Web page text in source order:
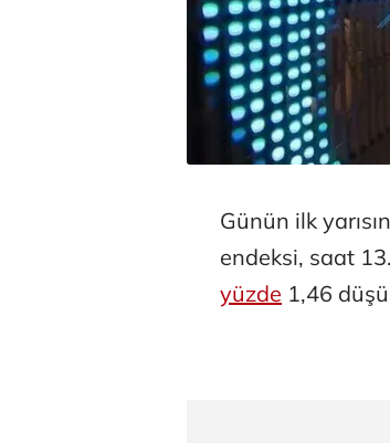
Günün ilk
endeksi, saat
yüzde 1,46